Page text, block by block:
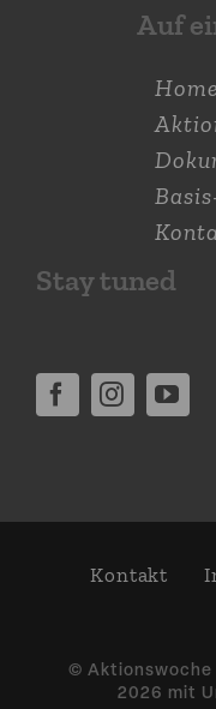
Auf
Home
Stay tuned
Kontakt
© Aktions­woche
2026 mit